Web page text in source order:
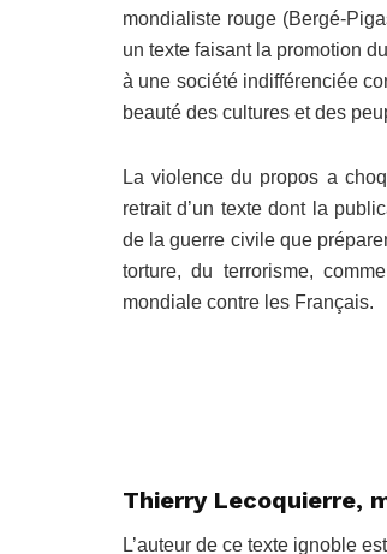
mondialiste rouge (Bergé-
un texte faisant la promotion
à une société indifférenciée
beauté des cultures et des
La violence du propos a
retrait d’un texte dont la
de la guerre civile que
torture, du terrorisme,
mondiale contre les Français.
Thierry Lecoquierre,
L’auteur de ce texte ignoble